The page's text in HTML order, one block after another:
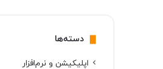
دسته‌ها
اپلیکیشن و نرم‌افزار